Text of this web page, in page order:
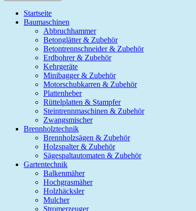
Startseite
Baumaschinen
Abbruchhammer
Betonglätter & Zubehör
Betontrennschneider & Zubehör
Erdbohrer & Zubehör
Kehrgeräte
Minibagger & Zubehör
Motorschubkarren & Zubehör
Plattenheber
Rüttelplatten & Stampfer
Steintrennmaschinen & Zubehör
Zwangsmischer
Brennholztechnik
Brennholzsägen & Zubehör
Holzspalter & Zubehör
Sägespaltautomaten & Zubehör
Gartentechnik
Balkenmäher
Hochgrasmäher
Holzhäcksler
Mulcher
Stromerzeuger